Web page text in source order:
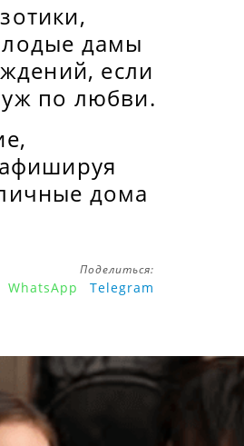
дамы
если
по любви.
дома
Поделиться:
WhatsApp Telegram